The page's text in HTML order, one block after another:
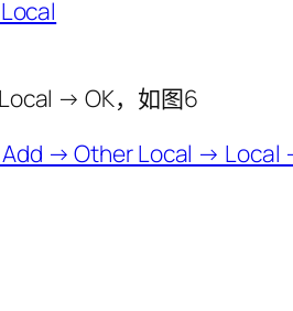
→ OK，如图6